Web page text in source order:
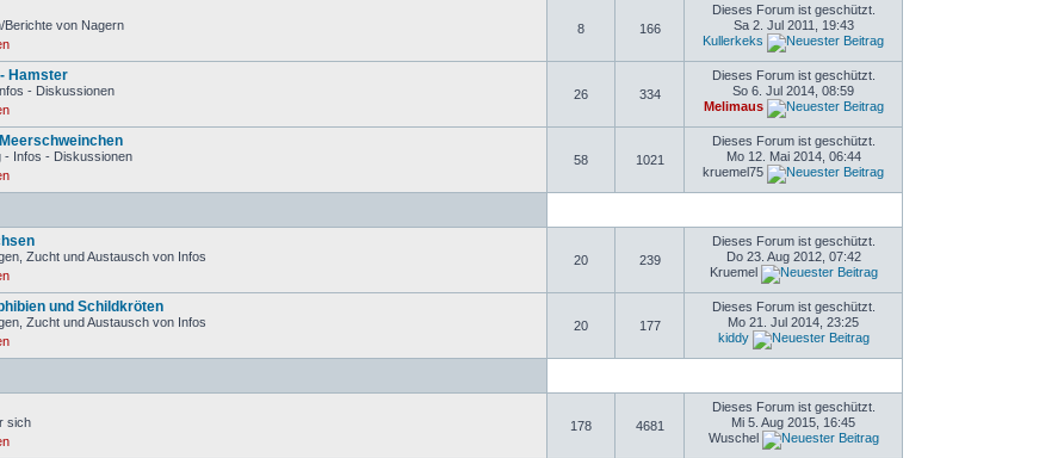
Berichte von Nagern
8 166
Dieses Forum ist geschützt.
Sa 2. Jul 2011, 19:43
Kullerkeks
Hamster
- Diskussionen
26 334
Dieses Forum ist geschützt.
So 6. Jul 2014, 08:59
Melimaus
- Infos - Diskussionen
58 1021
Dieses Forum ist geschützt.
Mo 12. Mai 2014, 06:44
kruemel75
Zucht und Austausch von Infos
20 239
Dieses Forum ist geschützt.
Do 23. Aug 2012, 07:42
Kruemel
und Schildkröten
Zucht und Austausch von Infos
20 177
Dieses Forum ist geschützt.
Mo 21. Jul 2014, 23:25
kiddy
sich
178 4681
Dieses Forum ist geschützt.
Mi 5. Aug 2015, 16:45
Wuschel